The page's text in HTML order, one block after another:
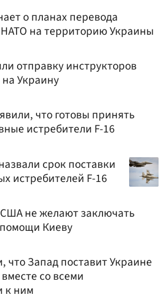
о планах перевода
на территорию Украины
отправку инструкторов
Украину
что готовы принять
истребители F-16
срок поставки
истребителей F-16
не желают заключать
Киеву
что Запад поставит Украине
со всеми
к ним